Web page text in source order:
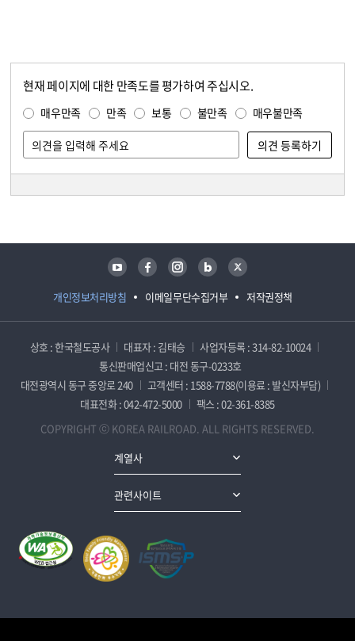
현재 페이지에 대한 만족도를 평가하여 주십시오.
매우만족 만족 보통 불만족 매우불만족
개인정보처리방침 이메일무단수집거부 저작권정책
유튜브 페이스북 인스타그램 블로그 트위터
상호 : 한국철도공사 대표자 : 김태승
사업자등록 : 314-82-10024
통신판매업신고 : 대전 동구-0233호
대전광역시 동구 중앙로 240
고객센터 : 1588-7788(이용료 : 발신자부담)
대표전화 : 042-472-5000
팩스 : 02-361-8385
COPYRIGHT ⓒ KOREA RAILROAD. ALL RIGHTS RESERVED.
계열사
관련사이트